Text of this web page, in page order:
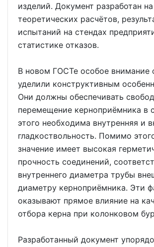
изделий. Документ разработан
теоретических расчётов,
испытаний на стендах
статистике отказов.
В новом ГОСТе особое внимание
уделили конструктивным
Они должны обеспечивать
перемещение керноприёмника в
этого необходима внутренняя и
гладкоствольность. Помимо
значение имеет высокая
прочность соединений,
внутреннего диаметра трубы
диаметру керноприёмника. Эти
оказывают прямое влияние на
отбора керна при колонковом
Разработанный документ